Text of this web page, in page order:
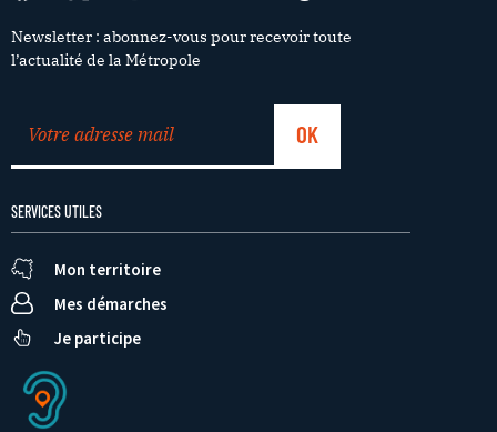
Newsletter : abonnez-vous pour recevoir toute
l’actualité de la Métropole
SERVICES UTILES
Mon territoire
Mes démarches
Je participe